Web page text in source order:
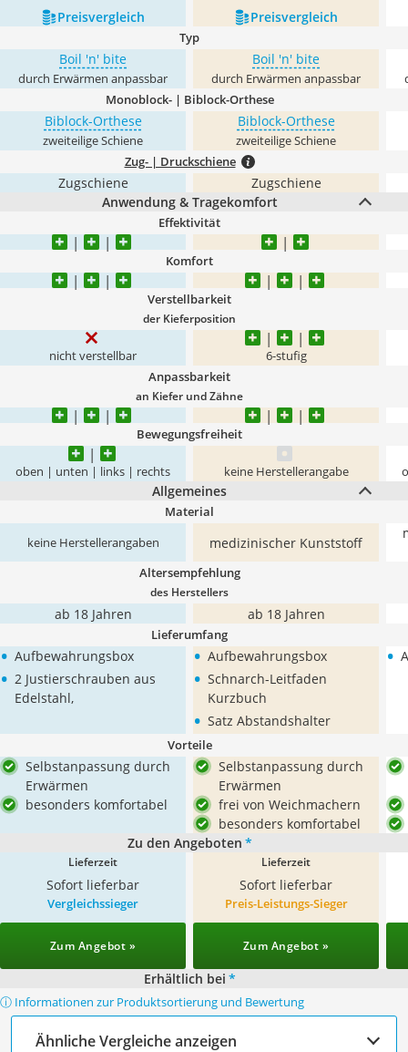
Preis­vergleich Preis­vergleich
Typ
Boil 'n' bite
durch Erwärmen anpassbar
Boil 'n' bite
durch Erwärmen anpassbar
Monoblock- | Biblock-Orthese
Biblock-Orthese
zweiteilige Schiene
Biblock-Orthese
zweiteilige Schiene
Zug- | Druckschiene
Zugschiene
Zugschiene
Anwendung & Tragekomfort
Effektivität
Komfort
Verstellbarkeit
der Kieferposition
nicht verstellbar 6-stufig
Anpassbarkeit
an Kiefer und Zähne
Bewegungsfreiheit
oben | unten | links | rechts keine Herstellerangabe
Allgemeines
Material
keine Herstellerangaben medizinischer Kunststoff
Altersempfehlung
des Herstellers
ab 18 Jahren ab 18 Jahren
Lieferumfang
• Aufbewahrungsbox
• 2 Justierschrauben aus
Edelstahl,
• Aufbewahrungsbox
• Schnarch-Leitfaden
Kurzbuch
• Satz Abstandshalter
•
Vorteile
Selbstanpassung durch
Erwärmen
besonders komfortabel
Selbstanpassung durch
Erwärmen
frei von Weichmachern
besonders komfortabel
Zu den Angeboten *
Lieferzeit
Sofort lieferbar
Lieferzeit
Sofort lieferbar
Vergleichssieger
Zum Angebot »
Preis-Leistungs-Sieger
Zum Angebot »
Erhältlich bei *
ⓘ Informationen zur Produktsortierung und Bewertung
Ähnliche Vergleiche anzeigen